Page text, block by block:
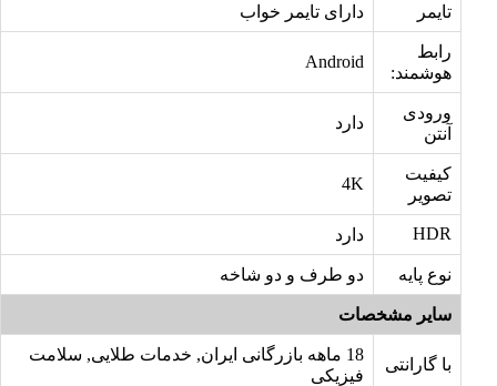
تایمر دارای تایمر خواب
رابط
هوشمند:
Android
ورودی
آنتن
دارد
کیفیت
تصویر
4K
HDR دارد
نوع پایه دو طرف و دو شاخه
سایر مشخصات
با گارانتی
18 ماهه بازرگانی ایران, خدمات طلایی, سلامت
فیزیکی